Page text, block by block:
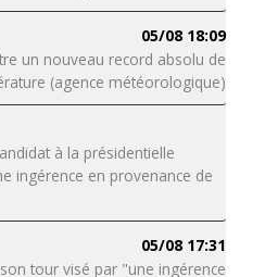
05/08 18:09
un nouveau record absolu de
(agence météorologique)
à la présidentielle
ingérence en provenance de
05/08 17:31
tour visé par "une ingérence